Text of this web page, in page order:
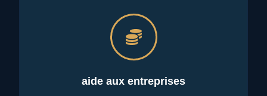
aide aux entreprises